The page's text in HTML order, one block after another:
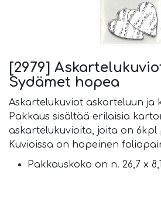
[2979]
Sydämet hopea
Askartelukuviot askarteluun ja
Pakkaus sisältää erilaisia
askartelukuvioita, joita on 6kpl
Kuvioissa on hopeinen
Pakkauskoko on n. 26,7 x